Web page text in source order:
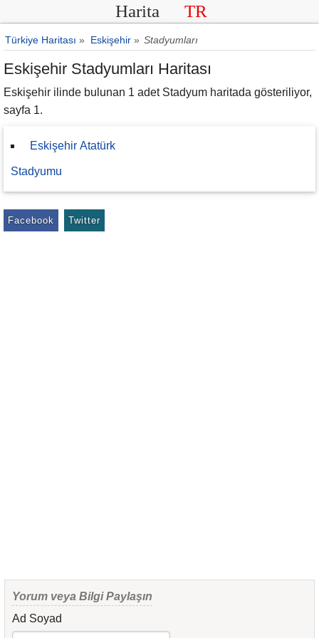
Harita TR
Türkiye Haritası » Eskişehir » Stadyumları
Eskişehir Stadyumları Haritası
Eskişehir ilinde bulunan 1 adet Stadyum haritada gösteriliyor,
sayfa 1.
Eskişehir Atatürk
Stadyumu
Facebook Twitter
Yorum veya Bilgi Paylaşın
Ad Soyad